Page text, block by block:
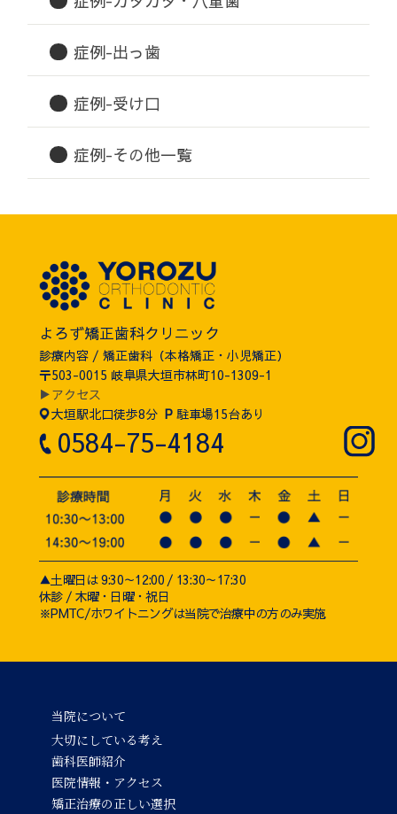
症例-出っ歯
症例-受け口
症例-その他一覧
よろず矯正歯科クリニック
診療内容 / 矯正歯科（本格矯正・小児矯正）
〒503-0015 岐阜県大垣市林町10-1309-1
▶アクセス
大垣駅北口徒歩8分 P 駐車場15台あり
0584-75-4184
▲土曜日は 9:30～12:00 / 13:30～17:30
休診 / 木曜・日曜・祝日
※PMTC/ホワイトニングは当院で治療中の方のみ実施
当院について
大切にしている考え
歯科医師紹介
医院情報・アクセス
矯正治療の正しい選択